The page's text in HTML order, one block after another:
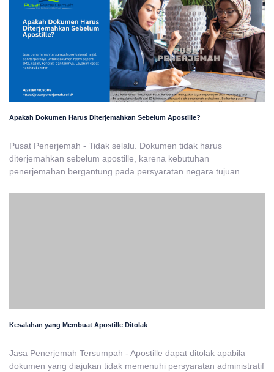
Apakah Dokumen Harus Diterjemahkan Sebelum Apostille?
Pusat Penerjemah - Tidak selalu. Dokumen tidak harus
diterjemahkan sebelum apostille, karena kebutuhan
penerjemahan bergantung pada persyaratan negara tujuan...
Kesalahan yang Membuat Apostille Ditolak
Jasa Penerjemah Tersumpah - Apostille dapat ditolak apabila
dokumen yang diajukan tidak memenuhi persyaratan administratif